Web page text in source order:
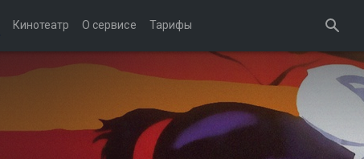
Кинотеатр О сервисе Тарифы